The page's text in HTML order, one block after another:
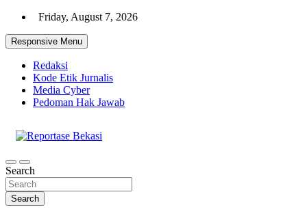
Skip
content
Friday, August 7, 2026
Responsive Menu
Redaksi
Kode Etik Jurnalis
Media Cyber
Pedoman Hak Jawab
Reportase Bekasi
Cakrawala Informasi Warga Bekasi
Search
Search